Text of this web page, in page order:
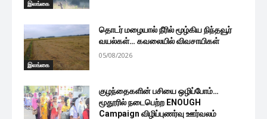
இலங்கை
இலங்கை
தொடர் மழையால் நீரில் மூழ்கிய நிந்தவூர்
வயல்கள்… கவலையில் விவசாயிகள்
05/08/2026
குழந்தைகளின் பசியை ஒழிப்போம்…
மூதூரில் நடைபெற்ற ENOUGH
Campaign விழிப்புணர்வு ஊர்வலம்